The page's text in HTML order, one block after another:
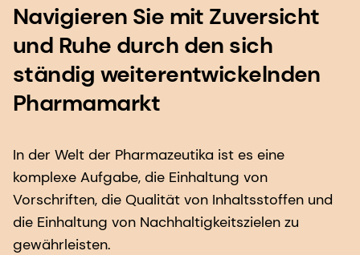
Navigieren Sie mit Zuversicht
und Ruhe durch den sich
ständig weiterentwickelnden
Pharmamarkt
In der Welt der Pharmazeutika ist es eine
komplexe Aufgabe, die Einhaltung von
Vorschriften, die Qualität von Inhaltsstoffen und
die Einhaltung von Nachhaltigkeitszielen zu
gewährleisten.